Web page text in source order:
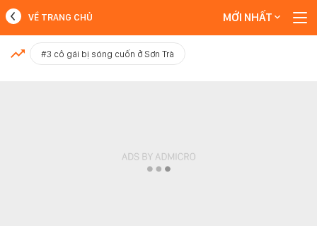
MỚI NHẤT
VỀ TRANG CHỦ MỚI NHẤT
#3 cô gái bị sóng cuốn ở Sơn Trà